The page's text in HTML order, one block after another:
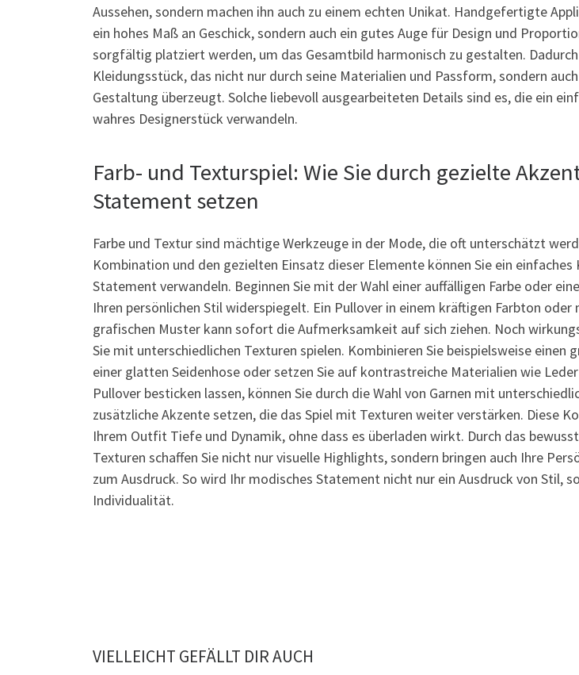
Aussehen, sondern machen ihn auch zu einem echten Unikat. Handgefertigte
ein hohes Maß an Geschick, sondern auch ein gutes Auge für Design und
sorgfältig platziert werden, um das Gesamtbild harmonisch zu gestalten.
Kleidungsstück, das nicht nur durch seine Materialien und Passform, sondern
Gestaltung überzeugt. Solche liebevoll ausgearbeiteten Details sind es, die ein
wahres Designerstück verwandeln.
Farb- und Texturspiel: Wie Sie durch gezielte
Statement setzen
Farbe und Textur sind mächtige Werkzeuge in der Mode, die oft unterschätzt
Kombination und den gezielten Einsatz dieser Elemente können Sie ein
Statement verwandeln. Beginnen Sie mit der Wahl einer auffälligen Farbe oder
Ihren persönlichen Stil widerspiegelt. Ein Pullover in einem kräftigen Farbton
grafischen Muster kann sofort die Aufmerksamkeit auf sich ziehen. Noch
Sie mit unterschiedlichen Texturen spielen. Kombinieren Sie beispielsweise
einer glatten Seidenhose oder setzen Sie auf kontrastreiche Materialien wie Leder
Pullover besticken lassen, können Sie durch die Wahl von Garnen mit
zusätzliche Akzente setzen, die das Spiel mit Texturen weiter verstärken. Diese
Ihrem Outfit Tiefe und Dynamik, ohne dass es überladen wirkt. Durch das
Texturen schaffen Sie nicht nur visuelle Highlights, sondern bringen auch Ihre
zum Ausdruck. So wird Ihr modisches Statement nicht nur ein Ausdruck von Stil,
Individualität.
VIELLEICHT GEFÄLLT DIR AUCH